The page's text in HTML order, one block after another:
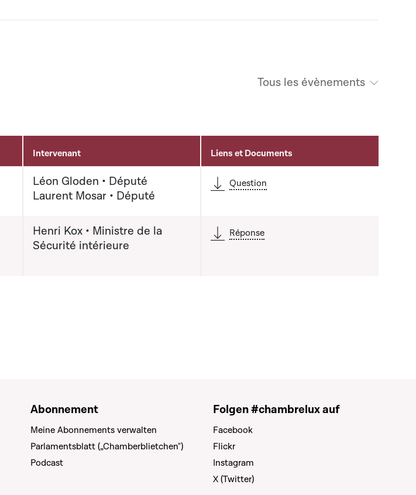
Tous les évènements
Intervenant Liens et Documents
Léon Gloden • Député
Laurent Mosar • Député
Question
Henri Kox • Ministre de la
Sécurité intérieure
Réponse
Abonnement
Meine Abonnements verwalten
Parlamentsblatt („Chamberblietchen")
Podcast
Folgen #chambrelux auf
Facebook
Flickr
Instagram
X (Twitter)